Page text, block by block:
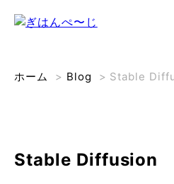
ホーム > Blog > Stable
Stable Diffusion